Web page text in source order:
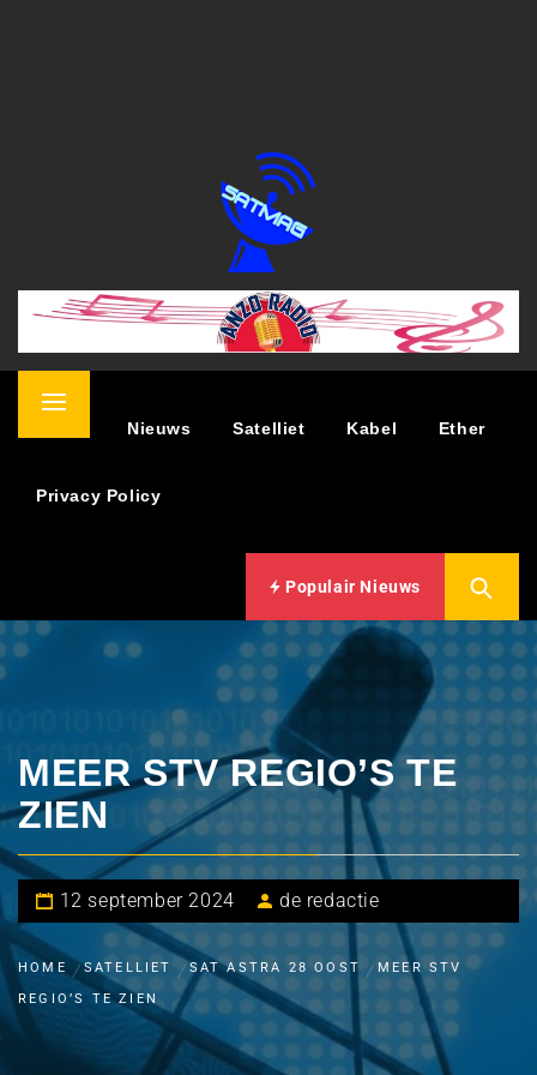
SATELLIET MAGAZINE
NIEUWS OVER TV KIJKEN VIA SATELLIET
Primary
Nieuws Satelliet Kabel Ether
Privacy Policy
Populair Nieuws
MEER STV REGIO’S TE
ZIEN
12 september 2024 de redactie
HOME SATELLIET SAT ASTRA 28 OOST
MEER STV
REGIO’S TE ZIEN